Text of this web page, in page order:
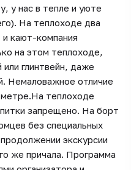
у нас в тепле и уюте
На теплоходе два
и кают-компания
на этом теплоходе,
глинтвейн, даже
Немаловажное отличие
теплоходе
запрещено. На борт
без специальных
экскурсии
же причала. Программа